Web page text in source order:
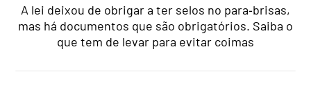
A lei deixou de obrigar a ter selos no para‑brisas,
mas há documentos que são obrigatórios. Saiba o
que tem de levar para evitar coimas